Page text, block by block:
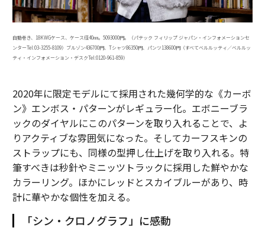
自動巻き、18KWGケース、ケース径40㎜。5093000円。（パテック フィリップ ジャパン・インフォメーションセ
ンターTel:03-3255-8109）ブルゾン436700円、Tシャツ86350円、パンツ138600円（すべてベルルッティ／ベルルッ
ティ・インフォメーション・デスクTel:0120-961-859）
2020年に限定モデルにて採用された幾何学的な《カーボ
ン》エンボス・パターンがレギュラー化。エボニーブラ
ックのダイヤルにこのパターンを取り入れることで、よ
りアクティブな雰囲気になった。そしてカーフスキンの
ストラップにも、同様の型押し仕上げを取り入れる。特
筆すべきは秒針やミニッツトラックに採用した鮮やかな
カラーリング。ほかにレッドとスカイブルーがあり、時
計に華やかな個性を加える。
「シン・クロノグラフ」に感動